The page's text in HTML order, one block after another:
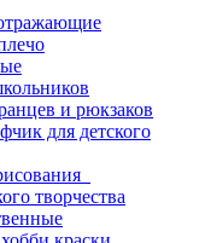
и рюкзаков
для детского
творчества